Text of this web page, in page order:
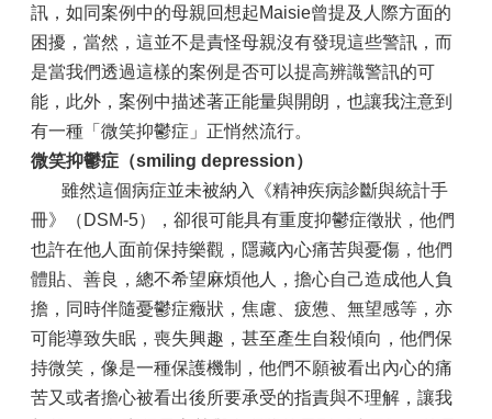
訊，如同案例中的母親回想起Maisie曾提及人際方面的
困擾，當然，這並不是責怪母親沒有發現這些警訊，而
是當我們透過這樣的案例是否可以提高辨識警訊的可
能，此外，案例中描述著正能量與開朗，也讓我注意到
有一種「微笑抑鬱症」正悄然流行。
微笑抑鬱症（smiling depression）
雖然這個病症並未被納入《精神疾病診斷與統計手
冊》（DSM-5），卻很可能具有重度抑鬱症徵狀，他們
也許在他人面前保持樂觀，隱藏內心痛苦與憂傷，他們
體貼、善良，總不希望麻煩他人，擔心自己造成他人負
擔，同時伴隨憂鬱症癥狀，焦慮、疲憊、無望感等，亦
可能導致失眠，喪失興趣，甚至產生自殺傾向，他們保
持微笑，像是一種保護機制，他們不願被看出內心的痛
苦又或者擔心被看出後所要承受的指責與不理解，讓我